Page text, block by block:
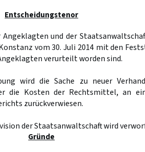
Entscheidungstenor
Angeklagten und der
vom 30. Juli 2014 mit den
verurteilt worden sind.
wird die Sache zu neuer
die Kosten der Rechtsmittel, an
zurückverwiesen.
der Staatsanwaltschaft wird
Gründe